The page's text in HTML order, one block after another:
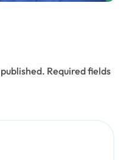
Required fields